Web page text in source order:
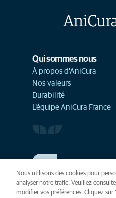
Qui sommes nous
À propos d'AniCura
Nos valeurs
Durabilité
L'équipe AniCura France
Voir nos offres d'emploi
Nous utilisons des cookies pour
analyser notre trafic. Veuillez
modifier vos préférences. Cliquez